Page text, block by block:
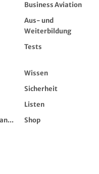
Business Aviation
Aus- und
Weiterbildung
Tests
Wissen
Sicherheit
Listen
Shop